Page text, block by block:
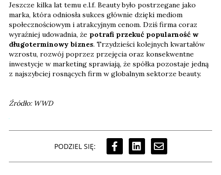
Jeszcze kilka lat temu e.l.f. Beauty było postrzegane jako
marka, która odniosła sukces głównie dzięki mediom
społecznościowym i atrakcyjnym cenom. Dziś firma coraz
wyraźniej udowadnia, że potrafi przekuć popularność w
długoterminowy biznes. Trzydzieści kolejnych kwartałów
wzrostu, rozwój poprzez przejęcia oraz konsekwentne
inwestycje w marketing sprawiają, że spółka pozostaje jedną
z najszybciej rosnących firm w globalnym sektorze beauty.
Źródło: WWD
PODZIEL SIĘ: